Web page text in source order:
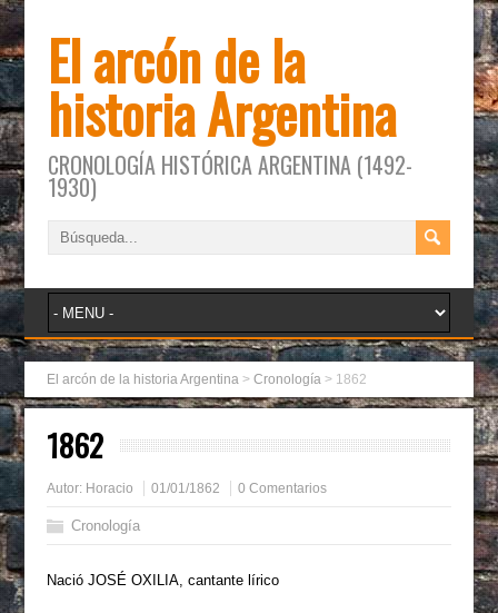
El arcón de la
historia Argentina
CRONOLOGÍA HISTÓRICA ARGENTINA (1492-
1930)
El arcón de la historia Argentina >Cronología > 1862
1862
Autor: Horacio 01/01/1862 0 Comentarios
Cronología
Nació JOSÉ OXILIA, cantante lírico